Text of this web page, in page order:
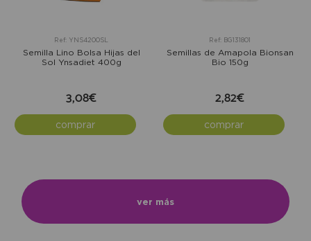
Ref: YNS4200SL
Semilla Lino Bolsa Hijas del
Sol Ynsadiet 400g
3,08€
comprar
Ref: BG131801
Semillas de Amapola Bionsan
Bio 150g
2,82€
comprar
ver más